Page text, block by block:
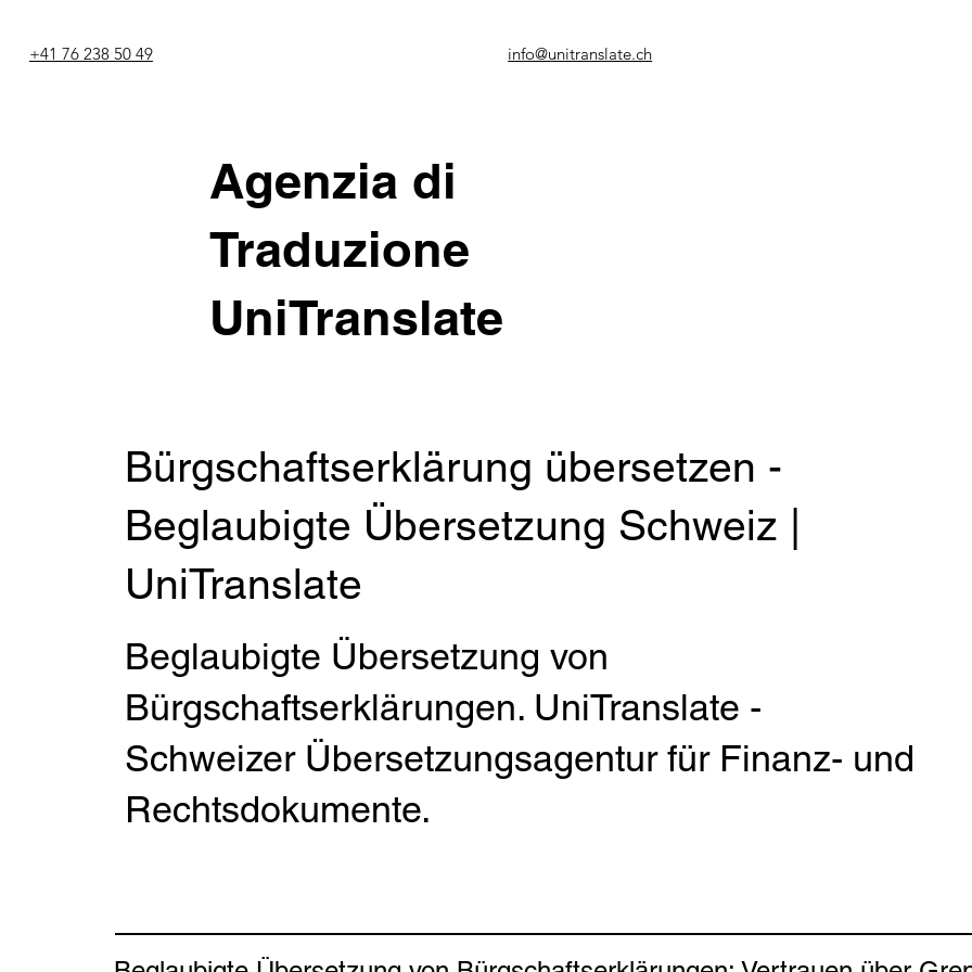
Agenzia di
Traduzione
UniTranslate
+41 76 238 50 49 info@unitranslate.ch
Bürgschaftserklärung übersetzen -
Beglaubigte Übersetzung Schweiz |
UniTranslate
Beglaubigte Übersetzung von
Bürgschaftserklärungen. UniTranslate -
Schweizer Übersetzungsagentur für Finanz- und
Rechtsdokumente.